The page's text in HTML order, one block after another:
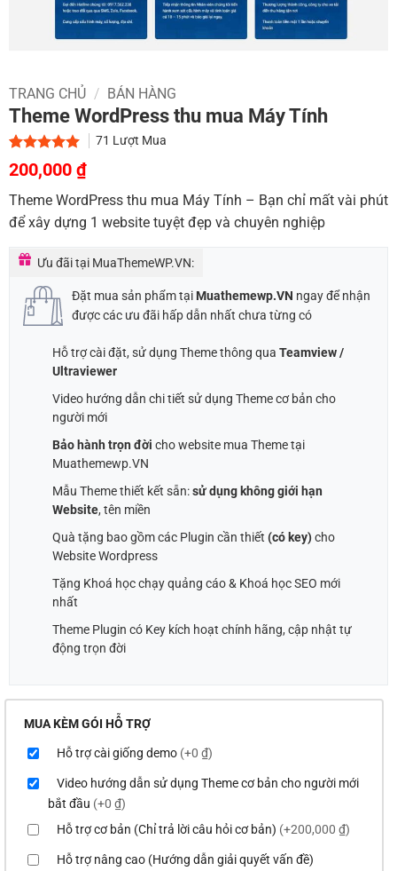
TRANG CHỦ / BÁN HÀNG
Theme WordPress thu mua Máy Tính
5.00trên 5
dựa trên
2
71 Lượt Mua
Giá
gốc
là:
1,000,000 ₫.
200,000 ₫Giá
hiện
tại
200,000 ₫.
Theme WordPress thu mua Máy Tính – Bạn chỉ mất vài phút
để xây dựng 1 website tuyệt đẹp và chuyên nghiệp
Ưu đãi tại MuaThemeWP.VN:
Đặt mua sản phẩm tại Muathemewp.VN ngay để nhận
được các ưu đãi hấp dẫn nhất chưa từng có
Hỗ trợ cài đặt, sử dụng Theme thông qua Teamview /
Ultraviewer
Video hướng dẫn chi tiết sử dụng Theme cơ bản cho
người mới
Bảo hành trọn đời cho website mua Theme tại
Muathemewp.VN
Mẫu Theme thiết kết sẵn:sử dụng không giới hạn
Website, tên miền
Quà tặng bao gồm các Plugin cần thiết (có key)cho
Website Wordpress
Tặng Khoá học chạy quảng cáo & Khoá học SEO mới
nhất
Theme Plugin có Key kích hoạt chính hãng, cập nhật tự
động trọn đời
MUA KÈM GÓI HỖ TRỢ
Hỗ trợ cài giống demo (+0 ₫)
Video hướng dẫn sử dụng Theme cơ bản cho người mới
bắt đầu (+0 ₫)
Hỗ trợ cơ bản (Chỉ trả lời câu hỏi cơ bản) (+200,000 ₫)
Hỗ trợ nâng cao (Hướng dẫn giải quyết vấn đề)